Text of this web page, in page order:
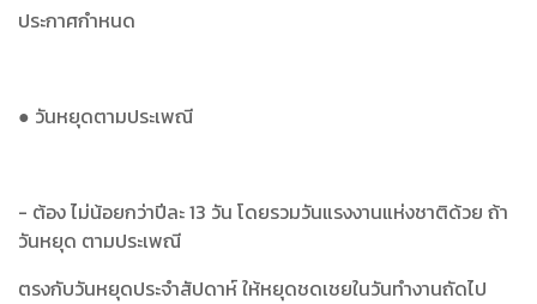
ประกาศกำหนด
● วันหยุดตามประเพณี
- ต้อง ไม่น้อยกว่าปีละ 13 วัน โดยรวมวันแรงงานแห่งชาติด้วย ถ้า
วันหยุด ตามประเพณี
ตรงกับวันหยุดประจำสัปดาห์ ให้หยุดชดเชยในวันทำงานถัดไป